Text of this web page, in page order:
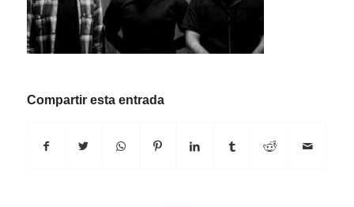
Compartir esta entrada